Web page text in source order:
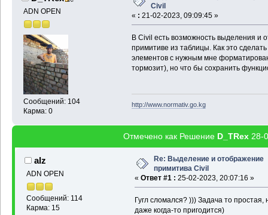
ADN OPEN
Сообщений: 104
Карма: 0
Civil
« : 21-02-2023, 09:09:45 »
В Civil есть возможность выделения и
примитиве из таблицы. Как это
элементов с нужным мне
тормозит), но что бы сохранить
http://www.normativ.go.kg
Отмечено как Решение D_TRex 28-
alz
ADN OPEN
Сообщений: 114
Карма: 15
Re: Выделение и отображение
примитива Civil
« Ответ #1 : 25-02-2023, 20:07:16 »
Гугл сломался? ))) Задача то
даже когда-то пригодится)